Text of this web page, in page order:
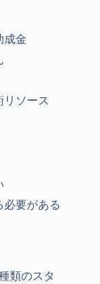
成金
ソース
必要がある
類のスタ